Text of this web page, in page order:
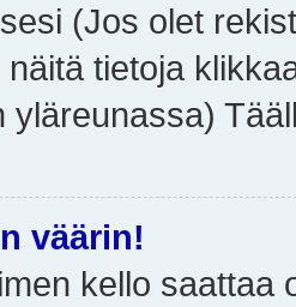
(Jos olet
näitä tietoja
yläreunassa)
väärin!
kello saattaa